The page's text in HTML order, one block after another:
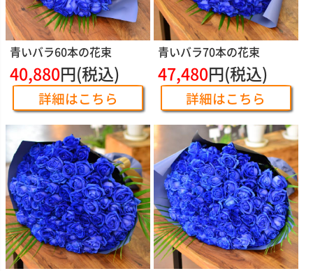
青いバラ60本の花束
40,880円(税込)
詳細はこちら
青いバラ70本の花束
47,480円(税込)
詳細はこちら